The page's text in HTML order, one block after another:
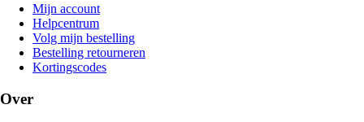
Mijn account
Helpcentrum
Volg mijn bestelling
Bestelling retourneren
Kortingscodes
Over